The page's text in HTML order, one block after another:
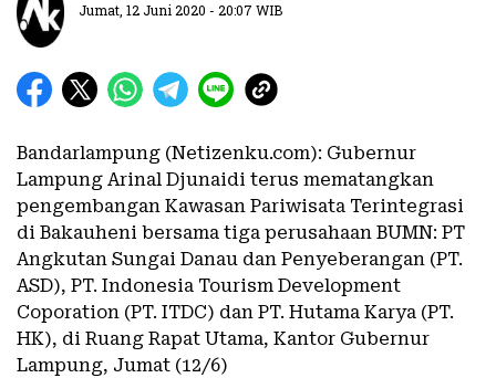
Jumat, 12 Juni 2020 - 20:07 WIB
Bandarlampung (Netizenku.com): Gubernur
Lampung Arinal Djunaidi terus mematangkan
pengembangan Kawasan Pariwisata Terintegrasi
di Bakauheni bersama tiga perusahaan BUMN: PT
Angkutan Sungai Danau dan Penyeberangan (PT.
ASD), PT. Indonesia Tourism Development
Coporation (PT. ITDC) dan PT. Hutama Karya (PT.
HK), di Ruang Rapat Utama, Kantor Gubernur
Lampung, Jumat (12/6)